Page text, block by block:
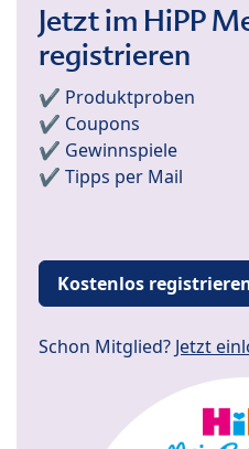
Jetzt im HiPP
registrieren
✔️ Produktproben
✔️ Coupons
✔️ Gewinnspiele
✔️ Tipps per Mail
Kostenlos
Schon Mitglied? Jetzt